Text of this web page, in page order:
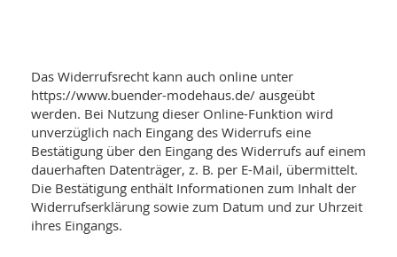
Das Widerrufsrecht kann auch online unter
https://www.buender-modehaus.de/ ausgeübt
werden. Bei Nutzung dieser Online-Funktion wird
unverzüglich nach Eingang des Widerrufs eine
Bestätigung über den Eingang des Widerrufs auf einem
dauerhaften Datenträger, z. B. per E-Mail, übermittelt.
Die Bestätigung enthält Informationen zum Inhalt der
Widerrufserklärung sowie zum Datum und zur Uhrzeit
ihres Eingangs.